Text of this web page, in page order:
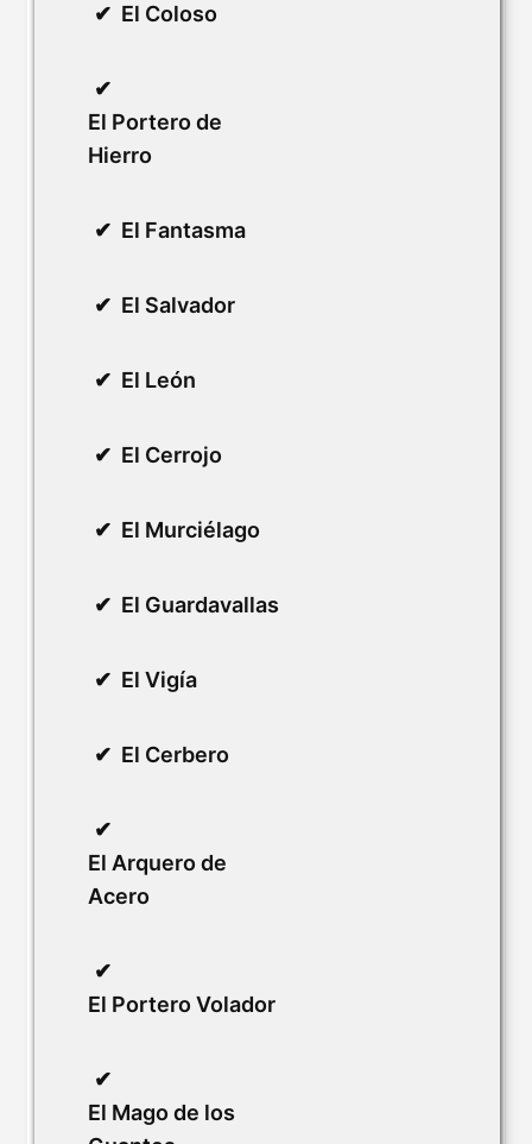
El Coloso
El Portero de
Hierro
El Fantasma
El Salvador
El León
El Cerrojo
El Murciélago
El Guardavallas
El Vigía
El Cerbero
El Arquero de
Acero
El Portero Volador
El Mago de los